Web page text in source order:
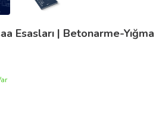
Esasları | Betonarme-Yığma